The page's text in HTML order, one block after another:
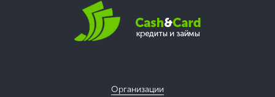
Организации